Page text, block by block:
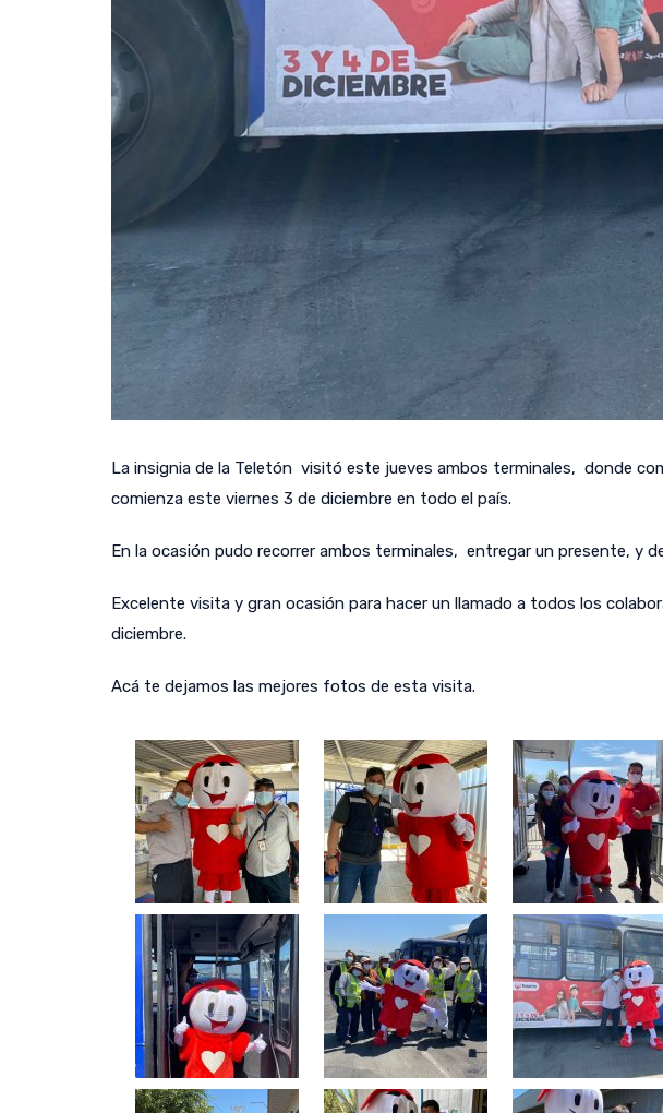
La insignia de la Teletón visitó este jueves ambos terminales, donde
comienza este viernes 3 de diciembre en todo el país.
En la ocasión pudo recorrer ambos terminales, entregar un presente, y
Excelente visita y gran ocasión para hacer un llamado a todos los
diciembre.
Acá te dejamos las mejores fotos de esta visita.